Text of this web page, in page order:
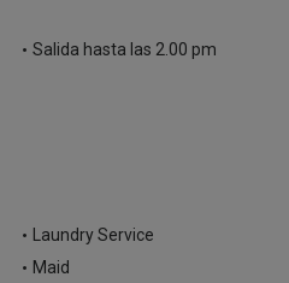
Salida hasta las 2.00 pm
Laundry Service
Maid